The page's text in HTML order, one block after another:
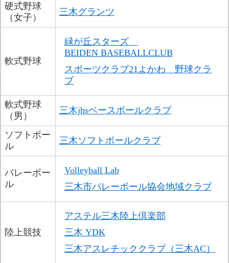
硬式野球
（女子）
三木グランツ
軟式野球
緑が丘スターズ
BEIDEN BASEBALLCLUB
スポーツクラブ21よかわ　野球クラ
ブ
軟式野球
（男）
三木jhsベースボールクラブ
ソフトボー
ル
三木ソフトボールクラブ
バレーボー
ル
Volleyball Lab
三木市バレーボール協会地域クラブ​
陸上競技
アステル三木陸上倶楽部
三木 YDK
三木アスレチッククラブ（三木AC）